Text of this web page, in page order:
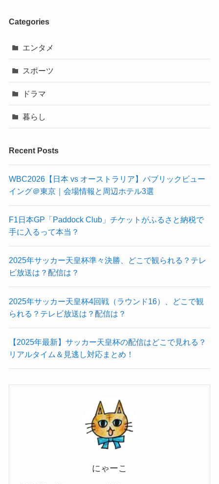
Categories
エンタメ
スポーツ
ドラマ
暮らし
Recent Posts
WBC2026【日本 vs オーストラリア】パブリックビュー
イング＠東京｜会場情報と周辺ホテル3選
F1日本GP「Paddock Club」チケットがふるさと納税で
手に入るって本当？
2025年サッカー天皇杯準々決勝、どこで観られる？テレ
ビ放送は？配信は？
2025年サッカー天皇杯4回戦（ラウンド16）、どこで観
られる？テレビ放送は？配信は？
【2025年最新】サッカー天皇杯の配信はどこで見れる？
リアルタイム＆見逃し対応まとめ！
にゃーこ